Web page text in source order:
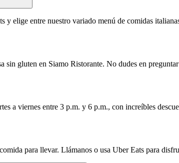
y elige entre nuestro variado menú de comidas
sin gluten en Siamo Ristorante. No dudes en
a viernes entre 3 p.m. y 6 p.m., con increíbles
para llevar. Llámanos o usa Uber Eats para